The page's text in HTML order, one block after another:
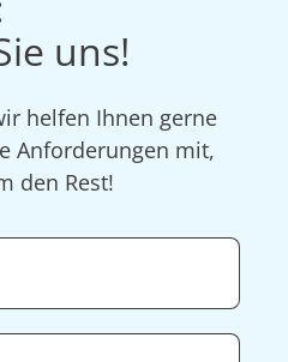
uns!
helfen Ihnen gerne
Anforderungen mit,
den Rest!